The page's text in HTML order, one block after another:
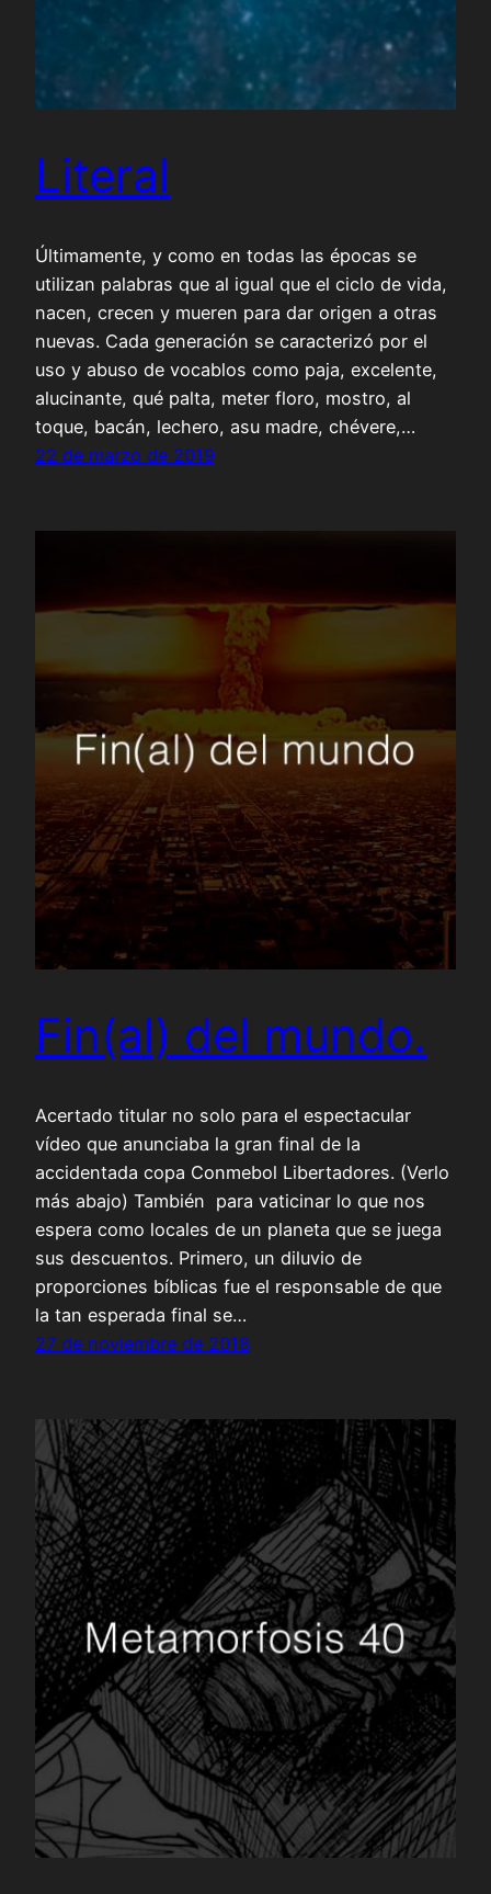
Literal
Últimamente, y como en todas las épocas se
utilizan palabras que al igual que el ciclo de vida,
nacen, crecen y mueren para dar origen a otras
nuevas. Cada generación se caracterizó por el
uso y abuso de vocablos como paja, excelente,
alucinante, qué palta, meter floro, mostro, al
toque, bacán, lechero, asu madre, chévere,…
22 de marzo de 2019
Fin(al) del mundo.
Acertado titular no solo para el espectacular
vídeo que anunciaba la gran final de la
accidentada copa Conmebol Libertadores. (Verlo
más abajo) También para vaticinar lo que nos
espera como locales de un planeta que se juega
sus descuentos. Primero, un diluvio de
proporciones bíblicas fue el responsable de que
la tan esperada final se…
27 de noviembre de 2018